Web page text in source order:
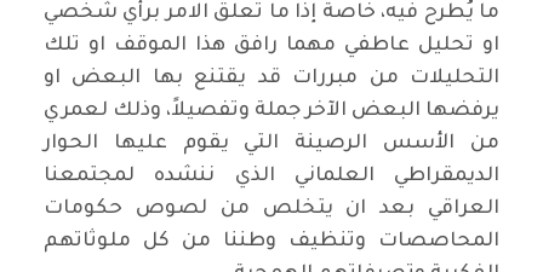
ما يُطرح فيه، خاصة إذا ما تعلق الامر برأي شخصي
او تحليل عاطفي مهما رافق هذا الموقف او تلك
التحليلات من مبررات قد يقتنع بها البعض او
يرفضها البعض الآخر جملة وتفصيلاً، وذلك لعمري
من الأسس الرصينة التي يقوم عليها الحوار
الديمقراطي العلماني الذي ننشده لمجتمعنا
العراقي بعد ان يتخلص من لصوص حكومات
المحاصصات وتنظيف وطننا من كل ملوثاتهم